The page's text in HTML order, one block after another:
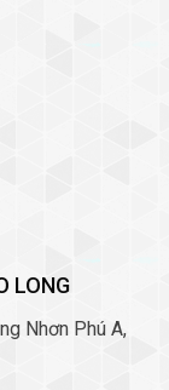
LONG
Nhơn Phú A,